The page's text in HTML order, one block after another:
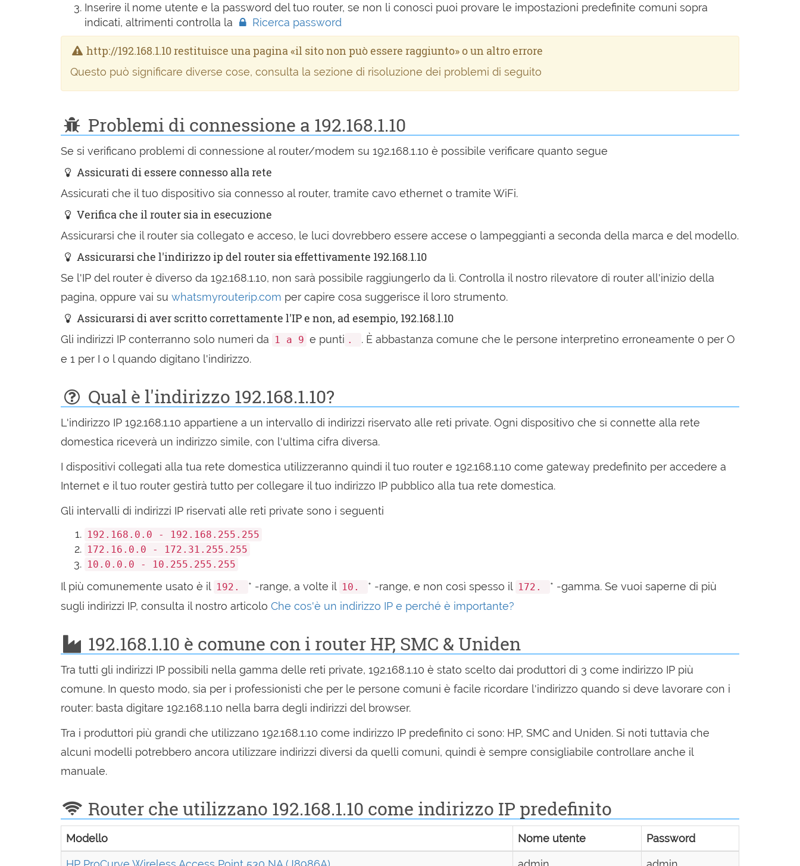
Inserire il nome utente e la password del tuo router, se non li conosci puoi provare le impostazioni predefinite comuni sopra
indicati, altrimenti controlla la
Ricerca password
http://192.168.1.10 restituisce una pagina «il sito non può essere raggiunto» o un altro errore
Questo può significare diverse cose, consulta la sezione di risoluzione dei problemi di seguito
Problemi di connessione a 192.168.1.10
Se si verificano problemi di connessione al router/modem su 192.168.1.10 è possibile verificare quanto segue
Assicurati di essere connesso alla rete
Assicurati che il tuo dispositivo sia connesso al router, tramite cavo ethernet o tramite WiFi.
Verifica che il router sia in esecuzione
Assicurarsi che il router sia collegato e acceso, le luci dovrebbero essere accese o lampeggianti a seconda della marca e del modello.
Assicurarsi che l'indirizzo ip del router sia effettivamente 192.168.1.10
Se l'IP del router è diverso da 192.168.1.10, non sarà possibile raggiungerlo da lì. Controlla il nostro rilevatore di router all'inizio della
pagina, oppure vai su whatsmyrouterip.com per capire cosa suggerisce il loro strumento.
Assicurarsi di aver scritto correttamente l'IP e non, ad esempio, 192.168.l.10
Gli indirizzi IP conterranno solo numeri da 1 a 9 e punti .
. È abbastanza comune che le persone interpretino erroneamente 0 per O
e 1 per I o l quando digitano l'indirizzo.
Qual è l'indirizzo 192.168.1.10?
L'indirizzo IP 192.168.1.10 appartiene a un intervallo di indirizzi riservato alle reti private. Ogni dispositivo che si connette alla rete
domestica riceverà un indirizzo simile, con l'ultima cifra diversa.
I dispositivi collegati alla tua rete domestica utilizzeranno quindi il tuo router e 192.168.1.10 come gateway predefinito per accedere a
Internet e il tuo router gestirà tutto per collegare il tuo indirizzo IP pubblico alla tua rete domestica.
Gli intervalli di indirizzi IP riservati alle reti private sono i seguenti
192.168.0.0 - 192.168.255.255
172.16.0.0 - 172.31.255.255
10.0.0.0 - 10.255.255.255
Il più comunemente usato è il 192. * -range, a volte il 10. * -range, e non così spesso il 172.
* -gamma. Se vuoi saperne di più
sugli indirizzi IP, consulta il nostro articolo Che cos'è un indirizzo IP e perché è importante?
192.168.1.10 è comune con i router HP, SMC & Uniden
Tra tutti gli indirizzi IP possibili nella gamma delle reti private, 192.168.1.10 è stato scelto dai produttori di 3 come indirizzo IP più
comune. In questo modo, sia per i professionisti che per le persone comuni è facile ricordare l'indirizzo quando si deve lavorare con i
router: basta digitare 192.168.1.10 nella barra degli indirizzi del browser.
Tra i produttori più grandi che utilizzano 192.168.1.10 come indirizzo IP predefinito ci sono: HP, SMC and Uniden. Si noti tuttavia che
alcuni modelli potrebbero ancora utilizzare indirizzi diversi da quelli comuni, quindi è sempre consigliabile controllare anche il
manuale.
Router che utilizzano 192.168.1.10 come indirizzo IP predefinito
Modello Nome utente Password